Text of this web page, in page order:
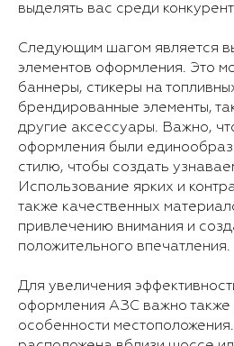
выделять вас среди
Следующим шагом является
элементов оформления. Это
баннеры, стикеры на
брендированные элементы,
другие аксессуары. Важно,
оформления были
стилю, чтобы создать
Использование ярких и
также качественных
привлечению внимания и
положительного впечатления.
Для увеличения
оформления АЗС важно также
особенности